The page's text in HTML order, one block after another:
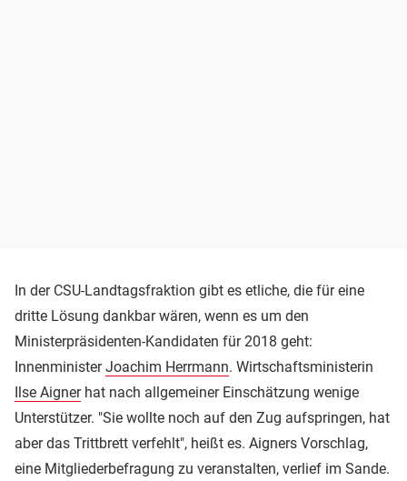
In der CSU-Landtagsfraktion gibt es etliche, die für eine
dritte Lösung dankbar wären, wenn es um den
Ministerpräsidenten-Kandidaten für 2018 geht:
InnenministerJoachim Herrmann. Wirtschaftsministerin
Ilse Aignerhat nach allgemeiner Einschätzung wenige
Unterstützer. "Sie wollte noch auf den Zug aufspringen, hat
aber das Trittbrett verfehlt", heißt es. Aigners Vorschlag,
eine Mitgliederbefragung zu veranstalten, verlief im Sande.